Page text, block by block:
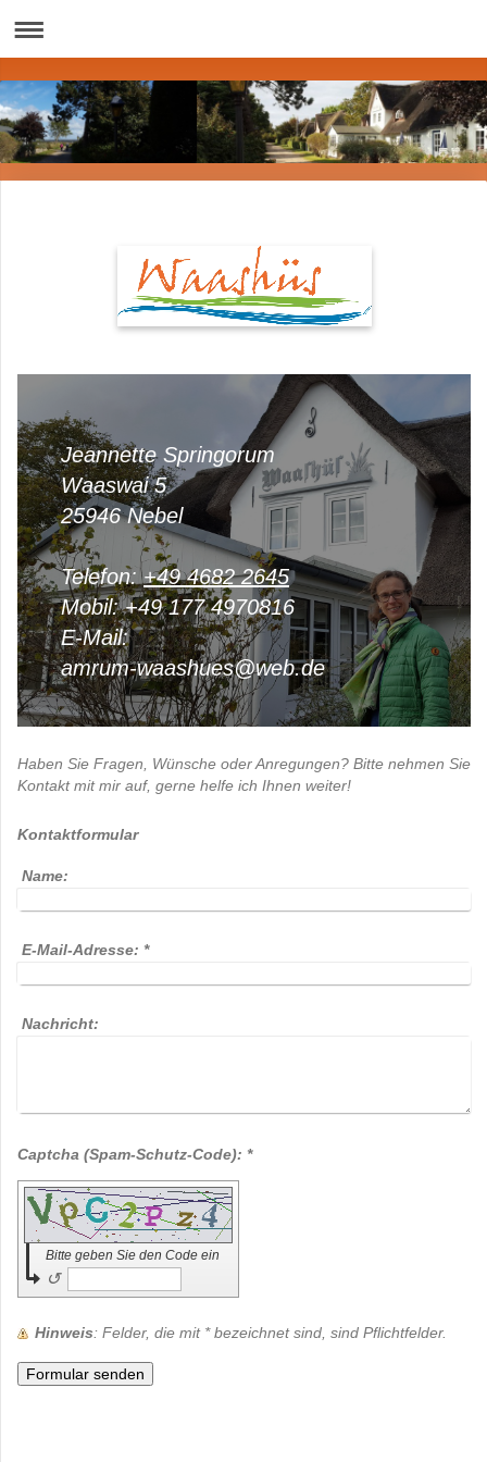
Jeannette Springorum
Waaswai 5
25946 Nebel
Telefon:+49 4682 2645
Mobil: +49 177 4970816
E-Mail:
amrum-waashues@web.de
Haben Sie Fragen, Wünsche oder Anregungen? Bitte nehmen Sie
Kontakt mit mir auf, gerne helfe ich Ihnen weiter!
Kontaktformular
Name:
E-Mail-Adresse: *
Nachricht:
Captcha (Spam-Schutz-Code): *
Bitte geben Sie den Code ein
↺
Hinweis : Felder, die mit *bezeichnet sind, sind Pflichtfelder.